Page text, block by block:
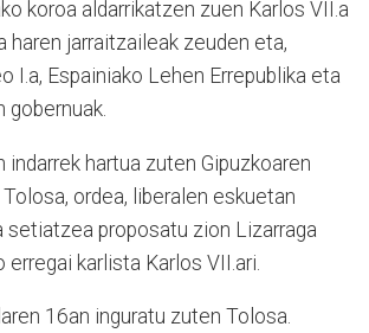
koroa aldarrikatzen zuen Karlos VII.a
haren jarraitzaileak zeuden eta,
I.a, Espainiako Lehen Errepublika eta
gobernuak.
indarrek hartua zuten Gipuzkoaren
ordea, liberalen eskuetan
setiatzea proposatu zion Lizarraga
erregai karlista Karlos VII.ari.
16an inguratu zuten Tolosa.